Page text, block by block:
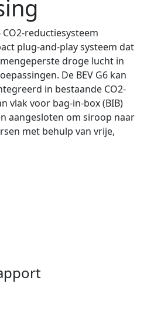
CO2-reductiesysteem
plug-and-play systeem dat
droge lucht in
De BEV G6 kan
in bestaande CO2-
vlak voor bag-in-box (BIB)
aangesloten om siroop naar
met behulp van vrije,